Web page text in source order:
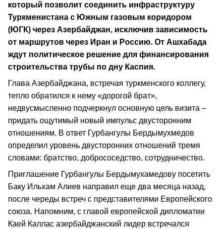
который позволит соединить инфраструктуру
Туркменистана с Южным газовым коридором
(ЮГК) через Азербайджан, исключив зависимость
от маршрутов через Иран и Россию. От Ашхабада
ждут политическое решение для финансирования
строительства трубы по дну Каспия.
Глава Азербайджана, встречая туркменского коллегу,
тепло обратился к нему «дорогой брат»,
недвусмысленно подчеркнул основную цель визита –
придать ощутимый новый импульс двусторонним
отношениям. В ответ Гурбангулы Бердымухмедов
определил уровень двусторонних отношений тремя
словами: братство, добрососедство, сотрудничество.
Приглашение Гурбангулы Бердымухамедову посетить
Баку Ильхам Алиев направил еще два месяца назад,
после череды встреч с представителями Европейского
союза. Напомним, с главой европейской дипломатии
Каей Каллас азербайджанский лидер встречался